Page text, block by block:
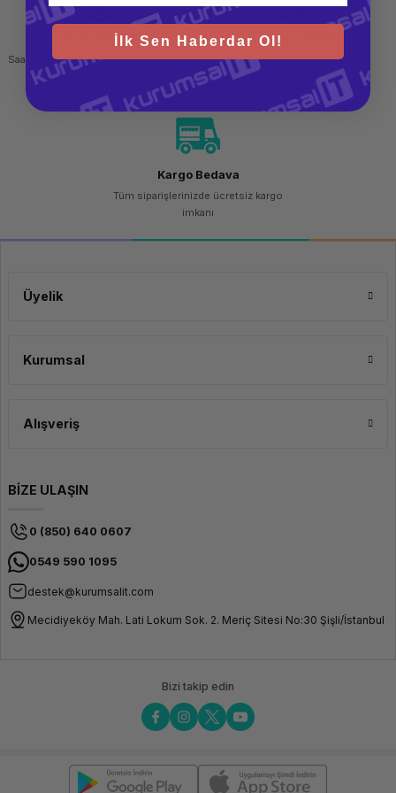
Malzeme
ThinkPad sırt çantası, dayanıklı ve su geçirmez bir malzemeden üretilmiştir.
Bu, çantanızın dış etkenlere karşı dayanıklı olmasını ve içeriğinizi yağmur
veya sıvı sıçramalarından korumasını sağlar. Ayrıca, çantanın uzun ömürlü
olmasını sağlar. Sırt çantası, uzun süreli taşıma için rahat ve ayarlanabilir
omuz askılarına sahiptir. Askıları ayarlanabilir ve dolgulu olduğundan
omuzlarınıza minimum basınç uygular. Bu özellik, günlük işe gitmek veya
seyahat etmek için idealdir.
Ergonomik Tasarım ve Hafiflik
yük bindirir. Bu sayede, uzun süreli taşıma sırasında rahatlık ve konfor
Hızlı Gönderi
Saat 15.00'a kadar yapılan siparişlerde
aynı gün kargo imkanı
Güvenli Alışveriş
256 bit SSL sertifikası
Kargo Bedava
Tüm siparişlerinizde ücretsiz kargo
imkanı
Üyelik
Kurumsal
Alışveriş
BİZE ULAŞIN
0 (850) 640 0607
0549 590 1095
destek@kurumsalit.com
Mecidiyeköy Mah. Lati Lokum Sok. 2. Meriç Sitesi No:30 Şişli/İstanbul
Bizi takip edin
İlk Sen Haberdar Ol!